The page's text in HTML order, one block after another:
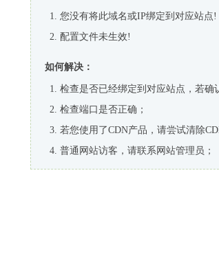
您没有将此域名或IP绑定到对应站点!
配置文件未生效!
如何解决：
检查是否已经绑定到对应站点，若确
检查端口是否正确；
若您使用了CDN产品，请尝试清除
普通网站访客，请联系网站管理员；